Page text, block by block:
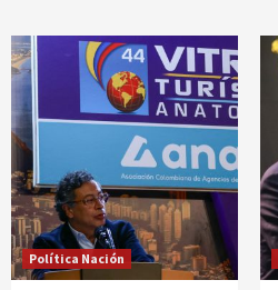
Política Nación